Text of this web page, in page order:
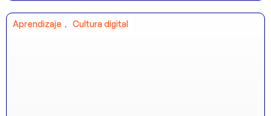
Aprendizaje , Cultura digital